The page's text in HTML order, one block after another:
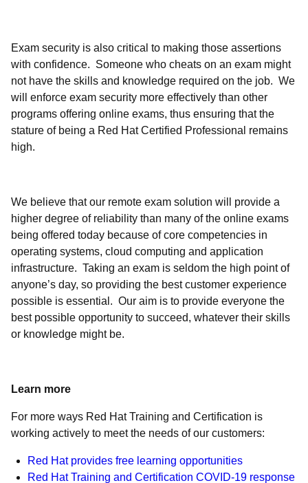
Exam security is also critical to making those assertions
with confidence. Someone who cheats on an exam might
not have the skills and knowledge required on the job. We
will enforce exam security more effectively than other
programs offering online exams, thus ensuring that the
stature of being a Red Hat Certified Professional remains
high.
We believe that our remote exam solution will provide a
higher degree of reliability than many of the online exams
being offered today because of core competencies in
operating systems, cloud computing and application
infrastructure. Taking an exam is seldom the high point of
anyone’s day, so providing the best customer experience
possible is essential. Our aim is to provide everyone the
best possible opportunity to succeed, whatever their skills
or knowledge might be.
Learn more
For more ways Red Hat Training and Certification is
working actively to meet the needs of our customers:
Red Hat provides free learning opportunities
Red Hat Training and Certification COVID-19 response